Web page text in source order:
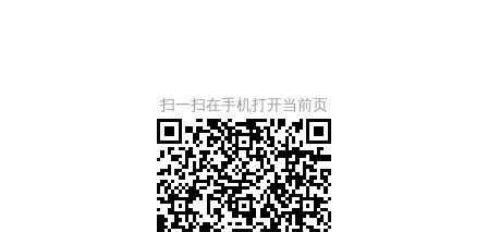
扫一扫在手机打开当前页